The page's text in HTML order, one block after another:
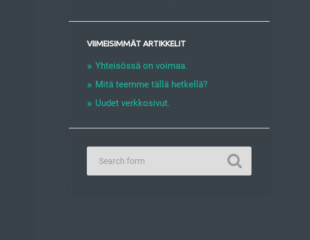
VIIMEISIMMÄT ARTIKKELIT
Yhteisössä on voimaa.
Mitä teemme tällä hetkellä?
Uudet verkkosivut.